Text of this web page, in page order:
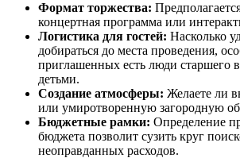
Формат торжества:
концертная программа или
Логистика для гостей: Насколько
добираться до места проведения,
приглашенных есть люди старшего
детьми.
Создание атмосферы: Желаете ли
или умиротворенную загородную
Бюджетные рамки: Определение
бюджета позволит сузить круг
неоправданных расходов.